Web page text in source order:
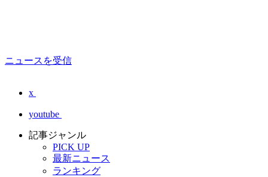
ニュースを受信
x
youtube
記事ジャンル
PICK UP
最新ニュース
ランキング